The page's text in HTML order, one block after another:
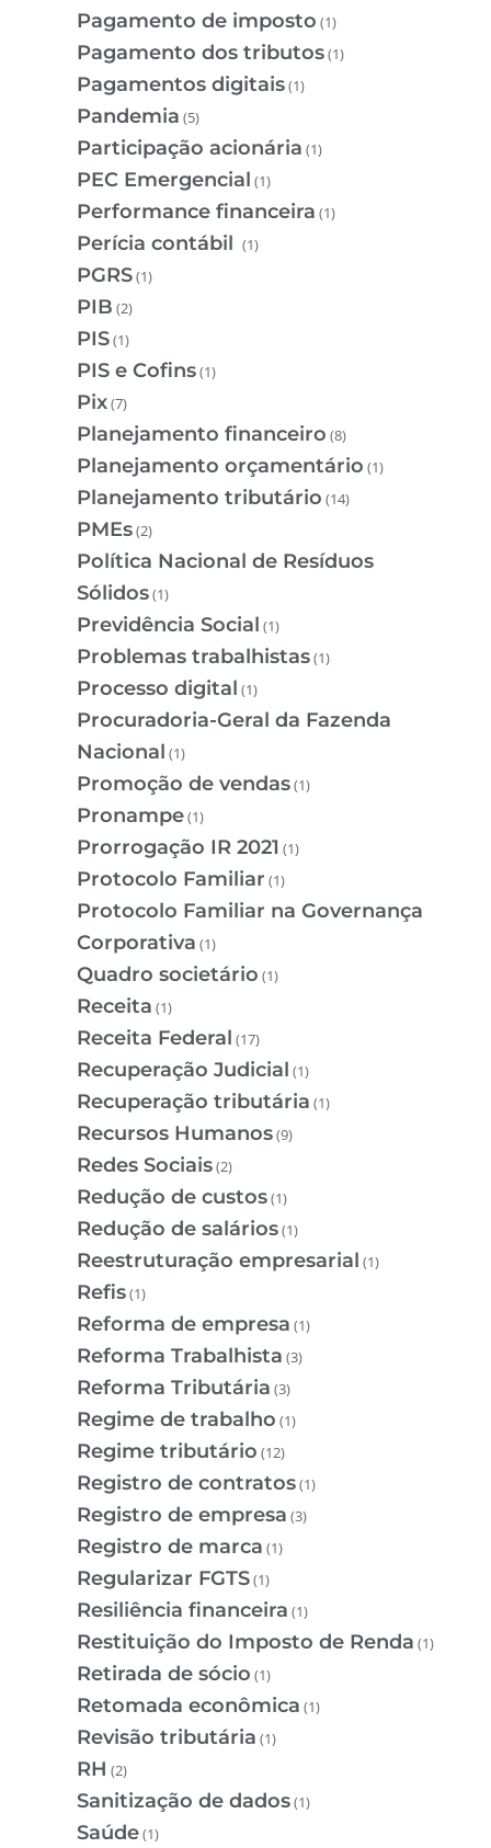
Pagamento de imposto (1)
Pagamento dos tributos(1)
Pagamentos digitais(1)
Pandemia (5)
Participação acionária (1)
PEC Emergencial (1)
Performance financeira (1)
Perícia contábil (1)
PGRS(1)
PIB (2)
PIS(1)
PIS e Cofins(1)
Pix(7)
Planejamento financeiro (8)
Planejamento orçamentário (1)
Planejamento tributário (14)
PMEs(2)
Política Nacional de Resíduos
Sólidos(1)
Previdência Social (1)
Problemas trabalhistas(1)
Processo digital (1)
Procuradoria-Geral da Fazenda
Nacional (1)
Promoção de vendas(1)
Pronampe(1)
Prorrogação IR 2021 (1)
Protocolo Familiar (1)
Protocolo Familiar na Governança
Corporativa (1)
Quadro societário (1)
Receita (1)
Receita Federal (17)
Recuperação Judicial (1)
Recuperação tributária (1)
Recursos Humanos(9)
Redes Sociais(2)
Redução de custos(1)
Redução de salários(1)
Reestruturação empresarial (1)
Refis(1)
Reforma de empresa (1)
Reforma Trabalhista (3)
Reforma Tributária (3)
Regime de trabalho (1)
Regime tributário (12)
Registro de contratos(1)
Registro de empresa (3)
Registro de marca (1)
Regularizar FGTS(1)
Resiliência financeira (1)
Restituição do Imposto de Renda (1)
Retirada de sócio (1)
Retomada econômica (1)
Revisão tributária (1)
RH (2)
Sanitização de dados(1)
Saúde(1)